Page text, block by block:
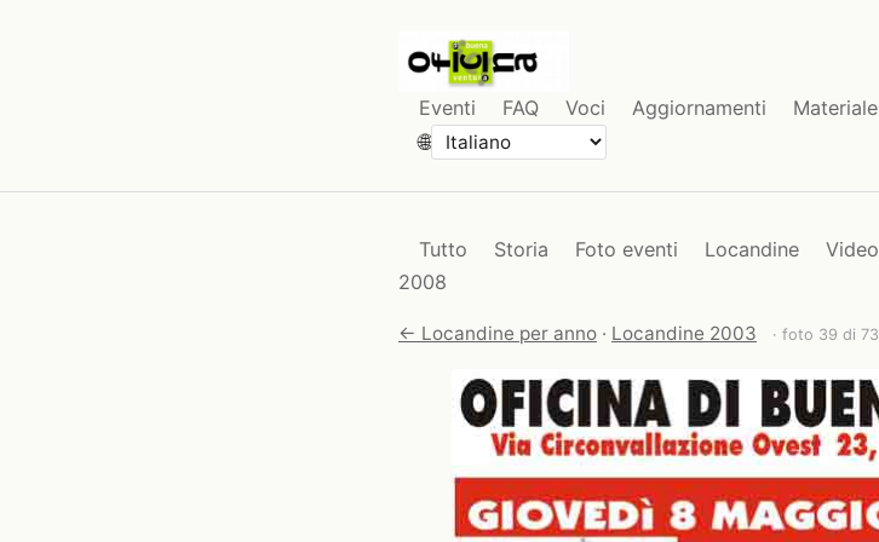
Eventi FAQ Voci Aggiornamenti Materiale
🌐
Tutto Storia Foto eventi Locandine Video
2008
← Locandine per anno · Locandine 2003 · foto 39 di 73